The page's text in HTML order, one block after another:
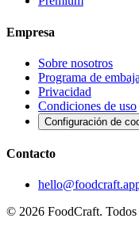
Empresa
Sobre nosotros
Programa de
Privacidad
Condiciones de uso
Configuración de
Contacto
© 2026 FoodCraft. Todos